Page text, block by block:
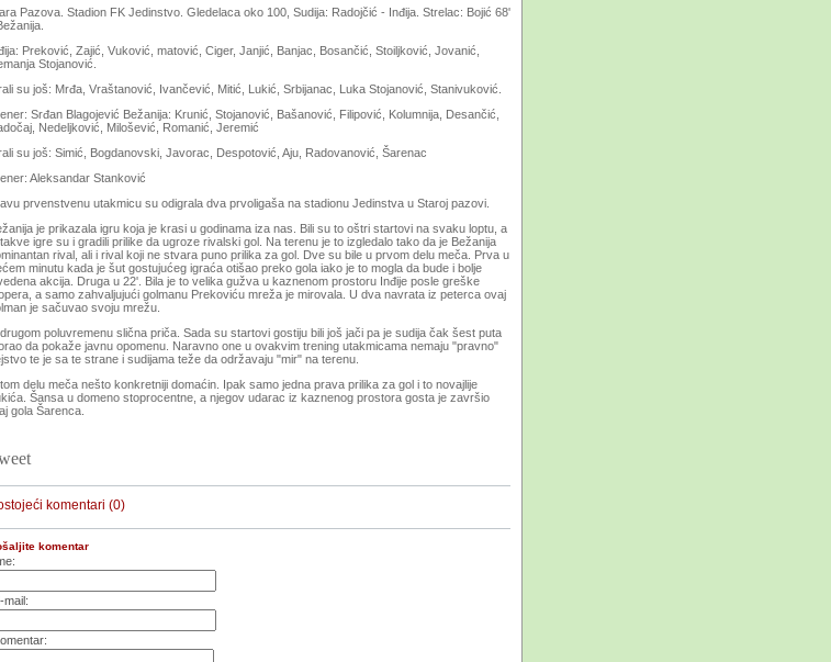
Pazova. Stadion FK Jedinstvo. Gledelaca oko 100, Sudija: Radojčić - Inđija. Strelac: Bojić 68'
Preković, Zajić, Vuković, matović, Ciger, Janjić, Banjac, Bosančić, Stoiljković, Jovanić,
Stojanović.
su još: Mrđa, Vraštanović, Ivančević, Mitić, Lukić, Srbijanac, Luka Stojanović, Stanivuković.
Srđan Blagojević Bežanija: Krunić, Stojanović, Bašanović, Filipović, Kolumnija, Desančić,
Nedeljković, Milošević, Romanić, Jeremić
su još: Simić, Bogdanovski, Javorac, Despotović, Aju, Radovanović, Šarenac
Aleksandar Stanković
prvenstvenu utakmicu su odigrala dva prvoligaša na stadionu Jedinstva u Staroj pazovi.
je prikazala igru koja je krasi u godinama iza nas. Bili su to oštri startovi na svaku loptu, a
igre su i gradili prilike da ugroze rivalski gol. Na terenu je to izgledalo tako da je Bežanija
rival, ali i rival koji ne stvara puno prilika za gol. Dve su bile u prvom delu meča. Prva u
minutu kada je šut gostujućeg igraća otišao preko gola iako je to mogla da bude i bolje
akcija. Druga u 22'. Bila je to velika gužva u kaznenom prostoru Inđije posle greške
a samo zahvaljujući golmanu Prekoviću mreža je mirovala. U dva navrata iz peterca ovaj
je sačuvao svoju mrežu.
poluvremenu slična priča. Sada su startovi gostiju bili još jači pa je sudija čak šest puta
da pokaže javnu opomenu. Naravno one u ovakvim trening utakmicama nemaju "pravno"
te je sa te strane i sudijama teže da održavaju "mir" na terenu.
delu meča nešto konkretniji domaćin. Ipak samo jedna prava prilika za gol i to novajlije
Šansa u domeno stoprocentne, a njegov udarac iz kaznenog prostora gosta je završio
gola Šarenca.
komentari (0)
komentar
mail: